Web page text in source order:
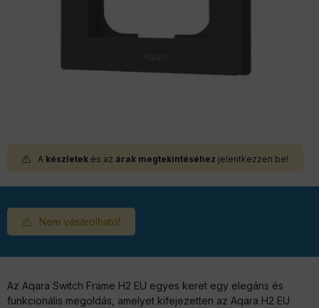
A készletek és az árak megtekintéséhez jelentkezzen be!
Nem vásárolható!
Az Aqara Switch Frame H2 EU egyes keret egy elegáns és
funkcionális megoldás, amelyet kifejezetten az Aqara H2 EU